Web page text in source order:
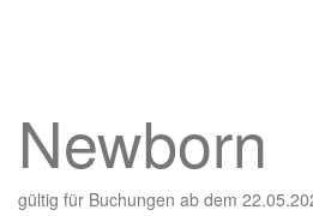
Newborn
gültig für Buchungen ab dem